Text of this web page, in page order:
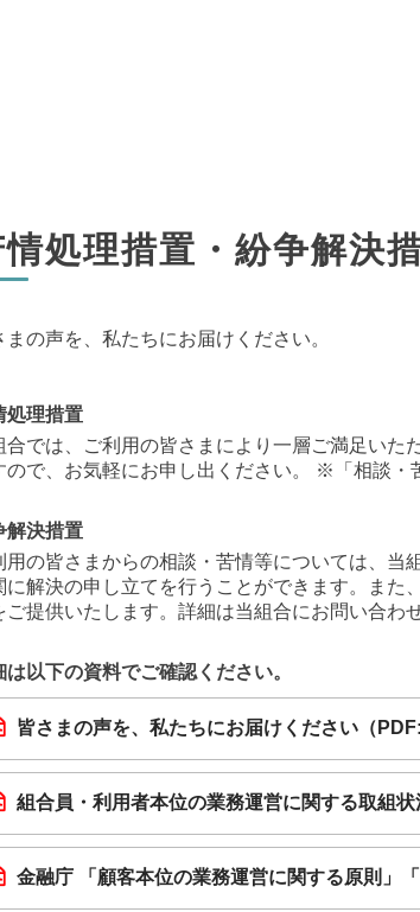
処理措置・紛争解決
まの声を、私たちにお届けください。
処理措置
合では、ご利用の皆さまにより一層ご満足いた
ので、お気軽にお申し出ください。 ※「相談・
解決措置
用の皆さまからの相談・苦情等については、
に解決の申し立てを行うことができます。また
ご提供いたします。詳細は当組合にお問い合わ
は以下の資料でご確認ください。
皆さまの声を、私たちにお届けください（
組合員・利用者本位の業務運営に関する取組
金融庁 「顧客本位の業務運営に関する原則」